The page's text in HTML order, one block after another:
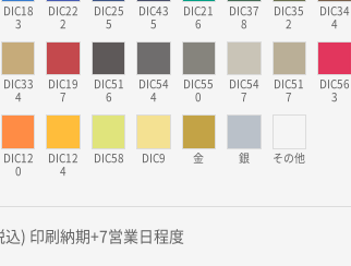
DIC18
3
DIC22
2
DIC25
5
DIC43
5
DIC21
6
DIC37
8
DIC35
2
DIC34
4
DIC33
4
DIC19
7
DIC51
6
DIC54
4
DIC55
0
DIC54
7
DIC51
7
DIC56
3
DIC12
0
DIC12
4
DIC58 DIC9 金 銀 その他
込) 印刷納期+7営業日程度